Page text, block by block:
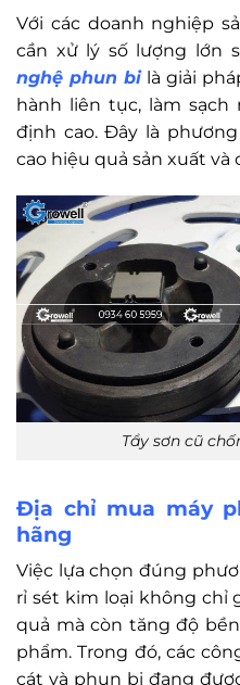
Với các doanh nghiệp
cần xử lý số lượng lớn
nghệ phun bilà giải
hành liên tục, làm
định cao. Đây là
cao hiệu quả sản xuất
Tẩy sơn cũ
Địa chỉ mua máy
hãng
Việc lựa chọn đúng
rỉ sét kim loại không chỉ
quả mà còn tăng độ
phẩm. Trong đó, các
cát và phun bi đang